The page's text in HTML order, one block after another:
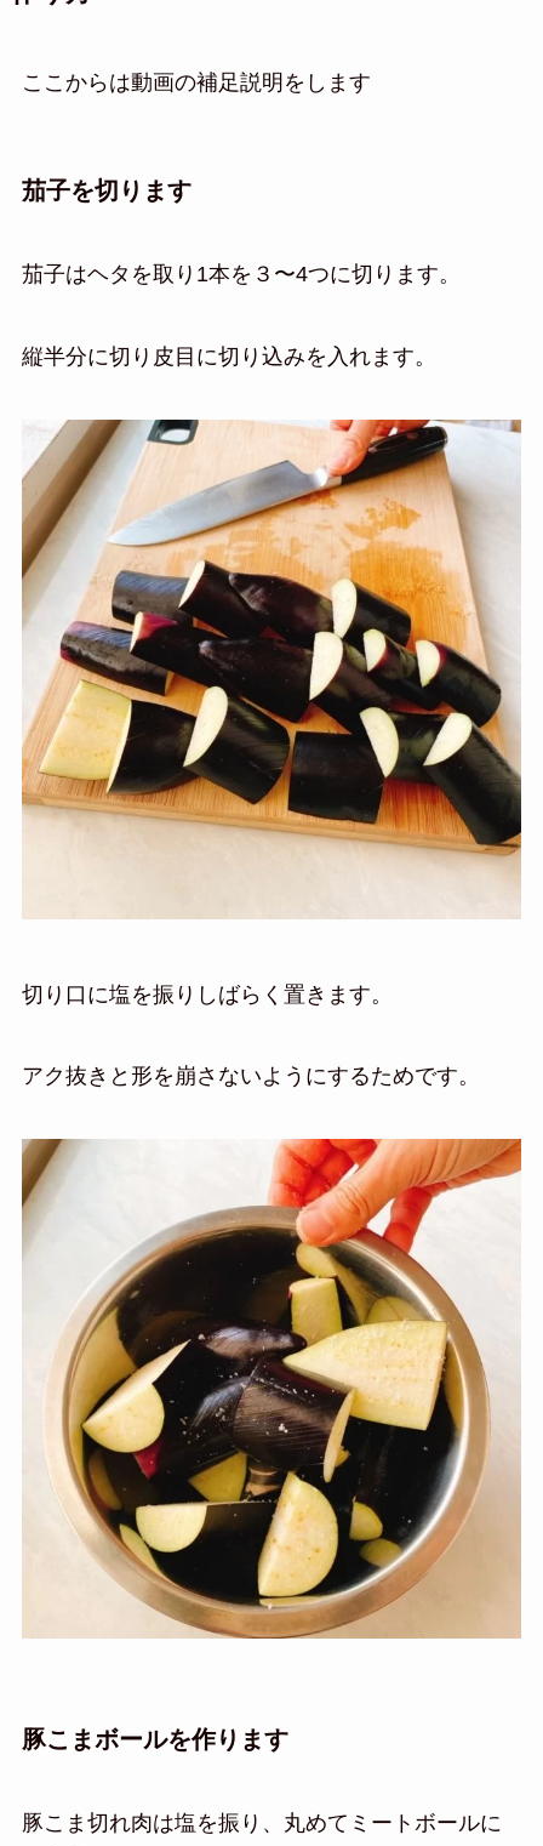
ここからは動画の補足説明をします
茄子を切ります
茄子はヘタを取り1本を３〜4つに切ります。
縦半分に切り皮目に切り込みを入れます。
切り口に塩を振りしばらく置きます。
アク抜きと形を崩さないようにするためです。
豚こまボールを作ります
豚こま切れ肉は塩を振り、丸めてミートボールに